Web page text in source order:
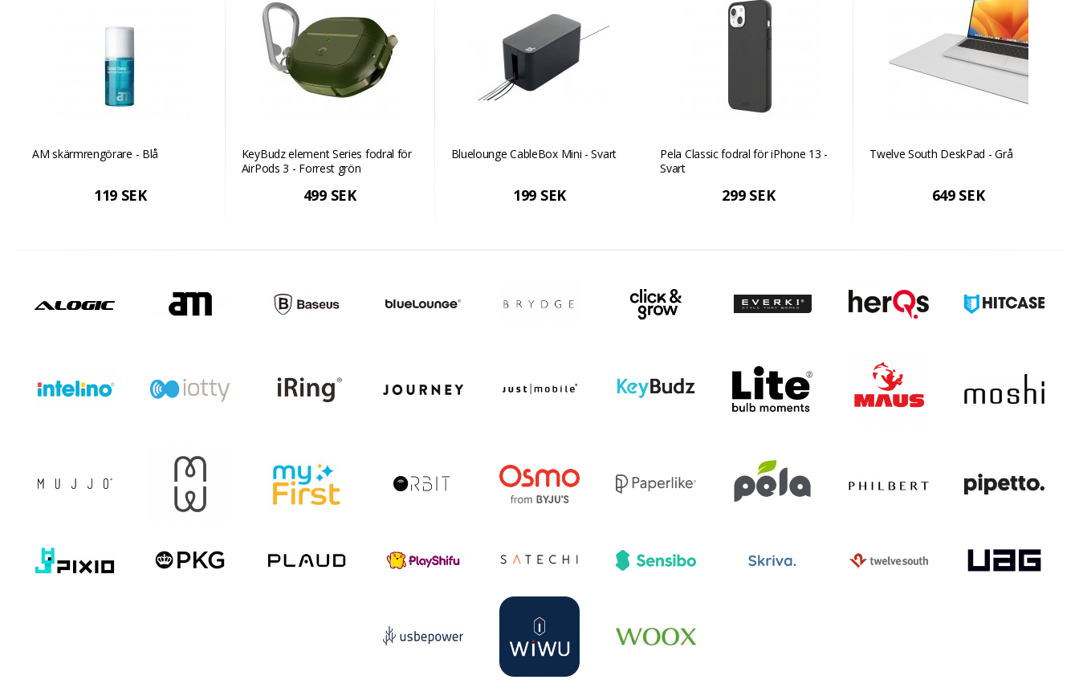
AM skärmrengörare - Blå
119 SEK
KeyBudz element Series fodral för
AirPods 3 - Forrest grön
499 SEK
Bluelounge CableBox Mini - Svart
199 SEK
Pela Classic fodral för iPhone 13 -
Svart
299 SEK
Twelve South DeskPad - Grå
649 SEK